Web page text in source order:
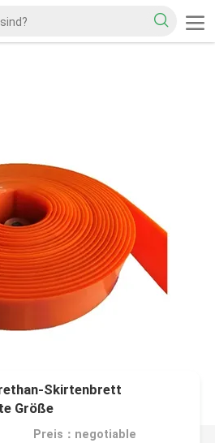
Skirtenbrett
Größe
Preis：negotiable